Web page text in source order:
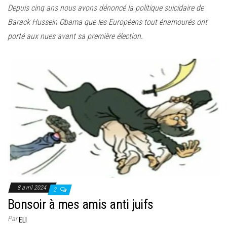
Depuis cinq ans nous avons dénoncé la politique suicidaire de
Barack Hussein Obama que les Européens tout énamourés ont
porté aux nues avant sa première élection.
8 avril 2024 2
Bonsoir à mes amis anti juifs
ParELI